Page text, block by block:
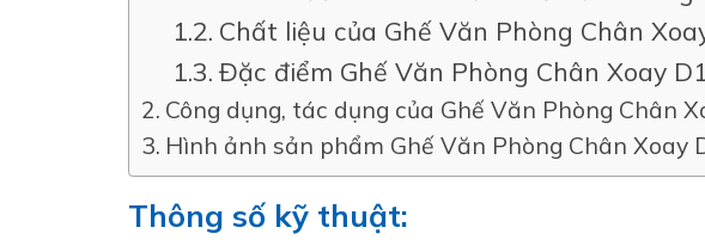
Chất liệu của Ghế Văn Phòng Chân
Đặc điểm Ghế Văn Phòng Chân Xoay
Công dụng, tác dụng của Ghế Văn Phòng Chân
Hình ảnh sản phẩm Ghế Văn Phòng Chân Xoay
Thông số kỹ thuật: